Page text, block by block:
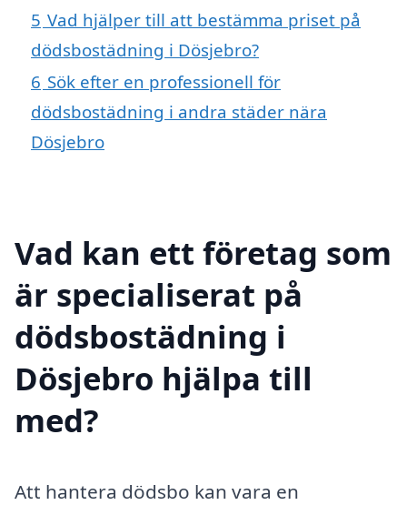
5 Vad hjälper till att bestämma priset på
dödsbostädning i Dösjebro?
6 Sök efter en professionell för
dödsbostädning i andra städer nära
Dösjebro
Vad kan ett företag som
är specialiserat på
dödsbostädning i
Dösjebro hjälpa till
med?
Att hantera dödsbo kan vara en